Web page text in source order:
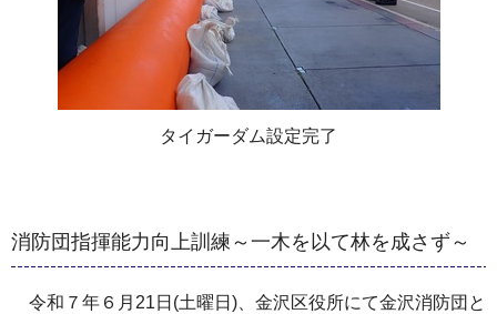
タイガーダム設定完了
消防団指揮能力向上訓練～一木を以て林を成さず～
令和７年６月21日(土曜日)、金沢区役所にて金沢消防団と